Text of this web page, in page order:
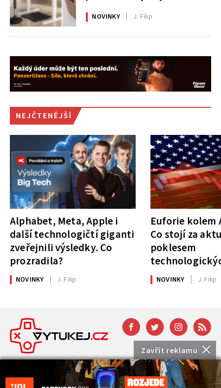
Zavřít reklamu
AlzaErgo
NOVINKY J. Filip
NEJČTENĚJŠÍ
Alphabet, Meta, Apple i
další technologičtí giganti
zveřejnili výsledky. Co
prozradila?
NOVINKY J. Filip
Euforie kolem
Co stojí za
poklesem
NOVINKY J. Filip